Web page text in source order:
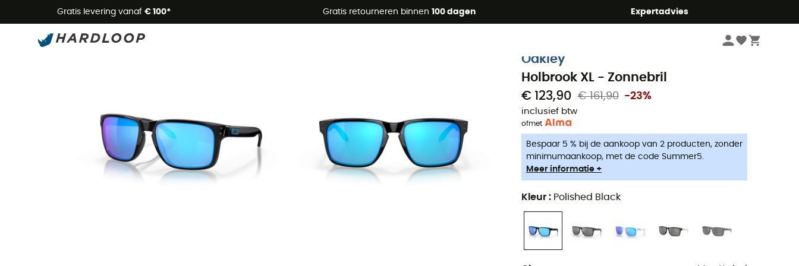
Gratis levering vanaf € 100* Gratis retourneren binnen 100 dagen Expertadvies
Zomeraanbiedingen 🔥 -5% EXTRA vanaf 2 producten* met code Summer5
Oakley
Holbrook XL - Zonnebril
€ 123,90 € 161,90 -23%
inclusief btw
ofmet
Bespaar 5 % bij de aankoop van 2 producten, zonder
minimumaankoop, met de code Summer5.
Meer informatie +
Kleur : Polished Black